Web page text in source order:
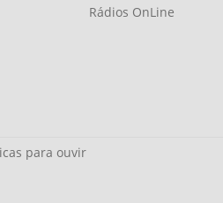
Rádios OnLine
para ouvir